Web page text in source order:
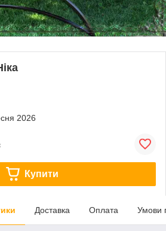
2026
Купити
Доставка Оплата Умови